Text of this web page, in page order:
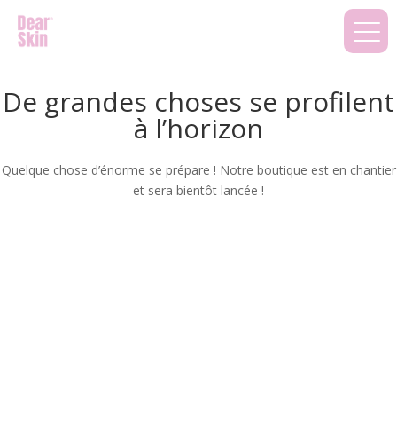
De grandes choses se profilent
à l’horizon
Quelque chose d’énorme se prépare ! Notre boutique est en chantier
et sera bientôt lancée !